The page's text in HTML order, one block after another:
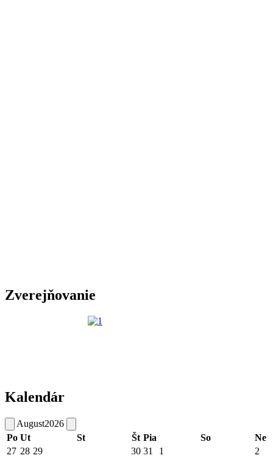
Zverejňovanie
Kalendár
August2026
Po Ut St Št Pia So
Ne
27 28 29 30 31 1 2